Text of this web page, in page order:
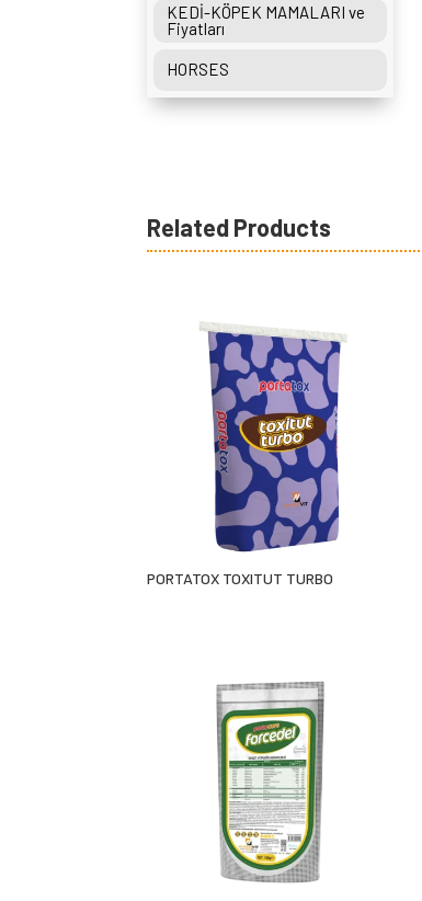
KEDİ-KÖPEK MAMALARI ve
Fiyatları
HORSES
Related Products
PORTATOX TOXITUT TURBO